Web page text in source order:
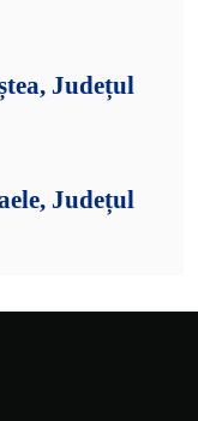
Județul
Județul